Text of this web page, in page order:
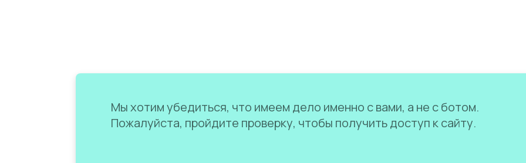
Мы хотим убедиться, что имеем дело именно с вами, а не с ботом.
Пожалуйста, пройдите проверку, чтобы получить доступ к сайту.